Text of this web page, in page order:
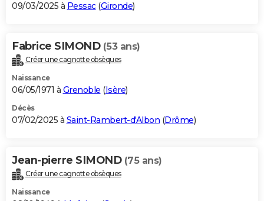
09/03/2025 à Pessac(Gironde)
Fabrice SIMOND (53 ans)
Créer une cagnotte obsèques
Naissance
06/05/1971 à Grenoble (Isère)
Décès
07/02/2025 à Saint-Rambert-d'Albon (Drôme)
Jean-pierre SIMOND (75 ans)
Créer une cagnotte obsèques
Naissance